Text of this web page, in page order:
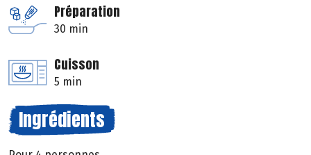
Préparation
30 min
Cuisson
5 min
Ingrédients